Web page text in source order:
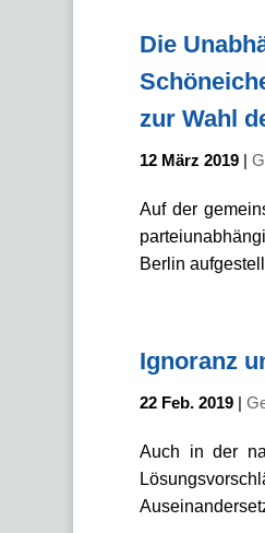
Die
zur Wahl
12 März 2019|
Auf der
Berlin
Ignoranz
22 Feb. 2019|
Auch in der